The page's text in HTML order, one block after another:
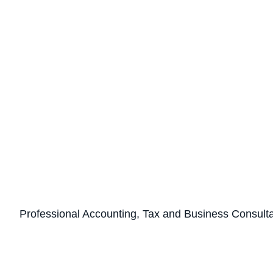
Professional Accounting, Tax and Business